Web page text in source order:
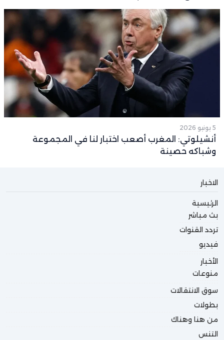
5 يونيو 2026
أنشيلوتي: المغرب أصعب اختبار لنا في المجموعة
وشباكه حصينة
الاخبار
الرئيسية
بث مباشر
تردد القنوات
فيديو
الأخبار
منوعات
سوق الانتقالات
بطولات
من هنا وهناك
التنس